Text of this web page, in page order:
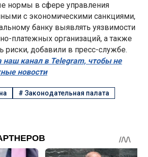
нормы в сфере управления
с экономическими санкциями,
банку выявлять уязвимости
платежных организаций, а также
риски, добавили в пресс-службе.
наш канал в Telegram, чтобы не
новости
#Законодательная палата